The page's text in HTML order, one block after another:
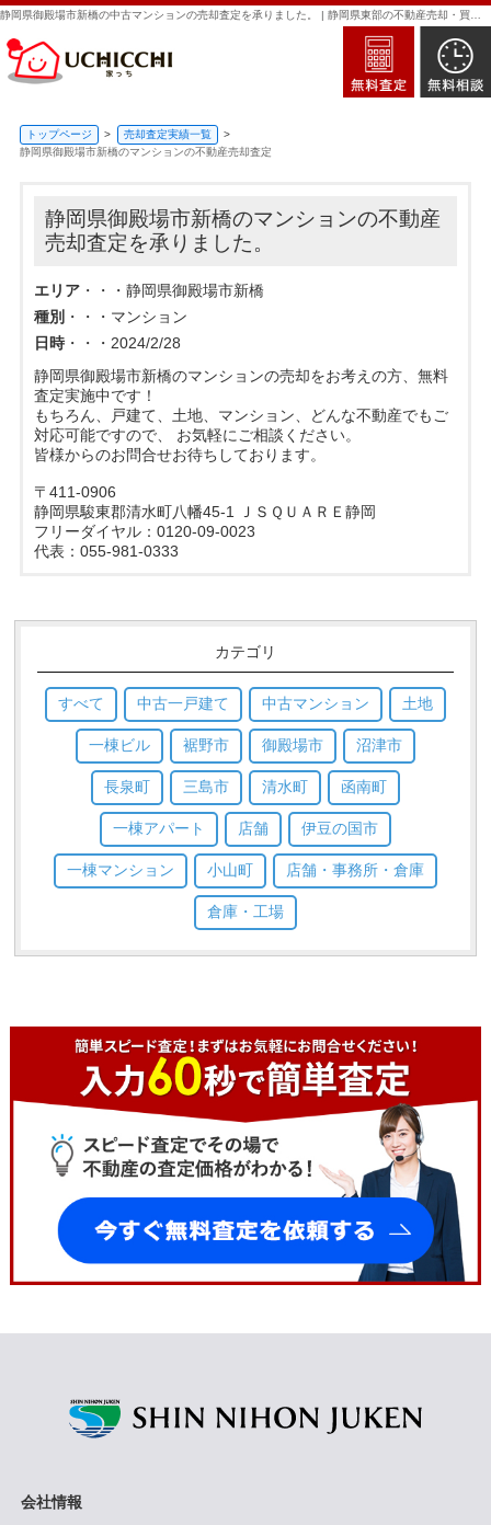
トップページ
売却査定実績一覧
静岡県御殿場市新橋のマンションの不動産売却査定
静岡県御殿場市新橋のマンションの不動産
売却査定を承りました。
エリア・・・静岡県御殿場市新橋
種別・・・マンション
日時・・・2024/2/28
静岡県御殿場市新橋のマンションの売却をお考えの方、無料
査定実施中です！
もちろん、戸建て、土地、マンション、どんな不動産でもご
対応可能ですので、 お気軽にご相談ください。
皆様からのお問合せお待ちしております。
〒411-0906
静岡県駿東郡清水町八幡45-1 ＪＳＱＵＡＲＥ静岡
フリーダイヤル：0120-09-0023
代表：055-981-0333
カテゴリ
すべて 中古一戸建て 中古マンション 土地
一棟ビル 裾野市 御殿場市 沼津市
長泉町 三島市 清水町 函南町
一棟アパート 店舗 伊豆の国市
一棟マンション 小山町 店舗・事務所・倉庫
倉庫・工場
会社情報